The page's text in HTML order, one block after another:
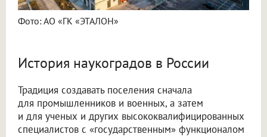
Фото: АО «ГК «ЭТАЛОН»
История наукоградов в России
Традиция создавать поселения сначала
для промышленников и военных, а затем
и для ученых и других высококвалифицированных
специалистов с «государственным» функционалом